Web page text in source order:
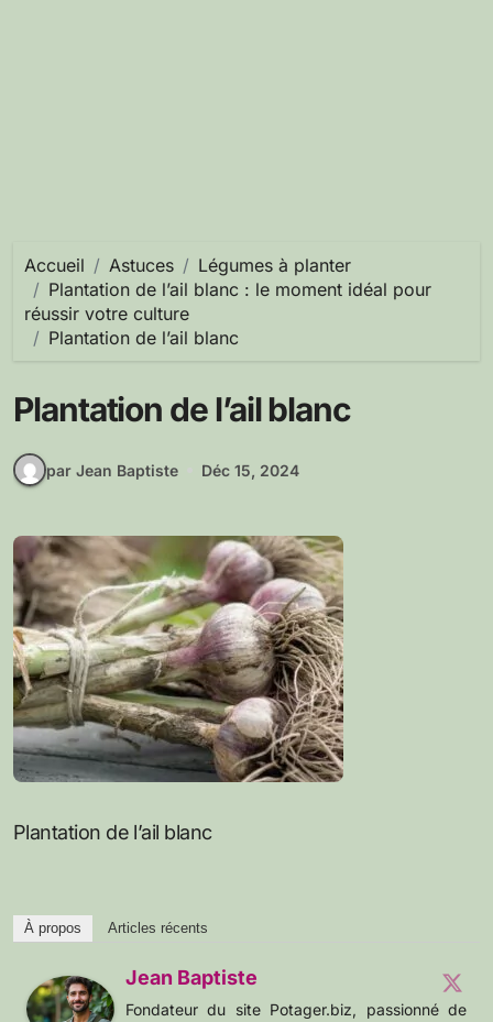
Accueil Astuces
Légumes à planter
Plantation de l’ail blanc : le moment idéal pour
réussir votre culture
Plantation de l’ail blanc
Plantation de l’ail blanc
par Jean Baptiste Déc 15, 2024
Plantation de l’ail blanc
À propos Articles récents
Jean Baptiste
Fondateur du site Potager.biz, passionné de